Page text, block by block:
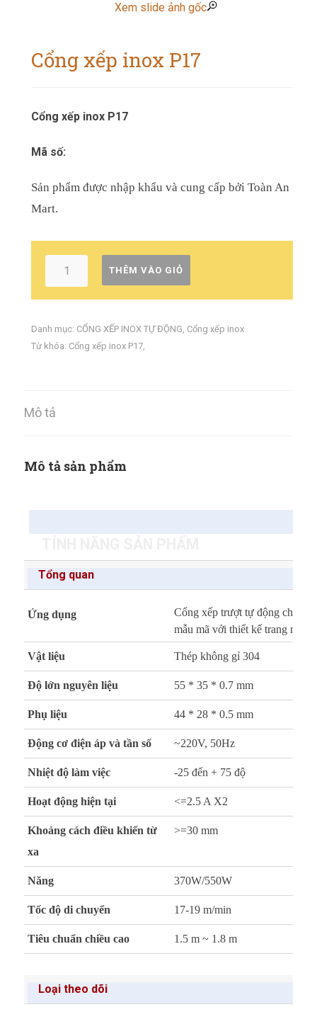
Xem slide ảnh gốc
Cổng xếp inox P17
Cổng xếp inox P17
Mã số:
Sản phẩm được nhập khẩu và cung cấp bởi Toàn An
Mart.
THÊM VÀO GIỎ
Danh mục: CỔNG XẾP INOX TỰ ĐỘNG, Cổng xếp inox
Từ khóa: Cổng xếp inox P17,
Mô tả
Mô tả sản phẩm
Tổng quan
Ứng dụng
Cổng xếp trượt tự động cho cơ
mẫu mã với thiết kế trang nhã
Vật liệu Thép không gỉ 304
Độ lớn nguyên liệu 55 * 35 * 0.7 mm
Phụ liệu 44 * 28 * 0.5 mm
Động cơ điện áp và tần số ~220V, 50Hz
Nhiệt độ làm việc -25 đến + 75 độ
Hoạt động hiện tại <=2.5 A X2
Khoảng cách điều khiển từ
xa
>=30 mm
Năng 370W/550W
Tốc độ di chuyển 17-19 m/min
Tiêu chuẩn chiều cao 1.5 m ~ 1.8 m
Loại theo dõi